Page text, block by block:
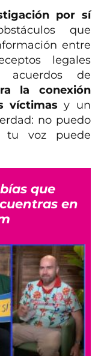
por sí
que
entre
legales
acuerdos de
la conexión
víctimas y un
no puedo
tu voz puede
que
en